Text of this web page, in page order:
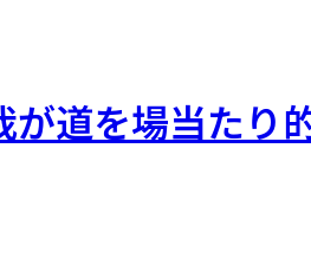
が道を場当たり